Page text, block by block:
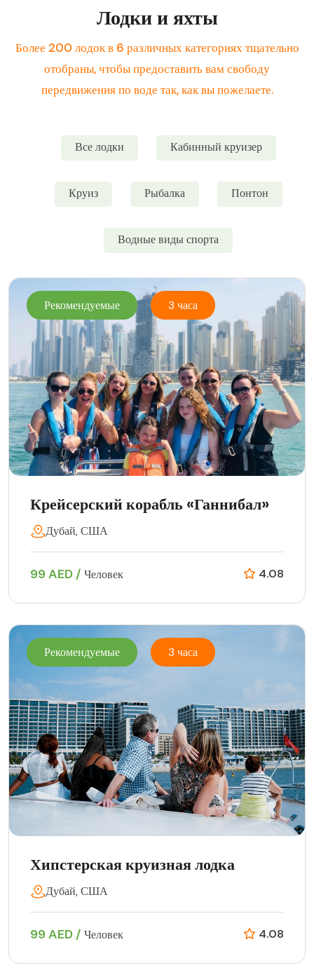
Лодки и яхты
Более 200 лодок в 6 различных категориях тщательно
отобраны, чтобы предоставить вам свободу
передвижения по воде так, как вы пожелаете.
Все лодки Кабинный круизер
Круиз Рыбалка Понтон
Водные виды спорта
Рекомендуемые 3 часа
Крейсерский корабль «Ганнибал»
Дубай, США
99 AED / Человек 4.08
Рекомендуемые 3 часа
Хипстерская круизная лодка
Дубай, США
99 AED / Человек 4.08